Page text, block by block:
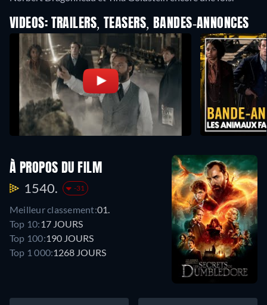
VIDEOS: TRAILERS, TEASERS, BANDES-ANNONCES
À PROPOS DU FILM
1540. -31
Meilleur classement:01.
Top 10: 17 JOURS
Top 100:190 JOURS
Top 1 000:1268 JOURS